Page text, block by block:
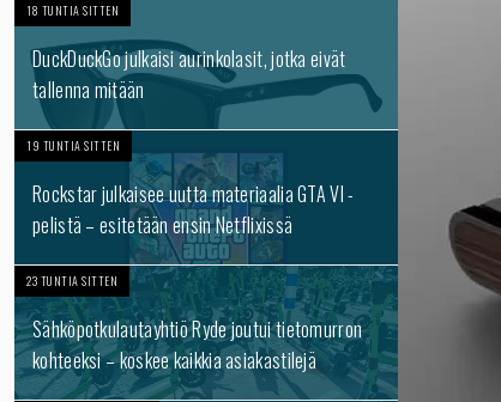
18 TUNTIA SITTEN
DuckDuckGo julkaisi aurinkolasit, jotka eivät
tallenna mitään
19 TUNTIA SITTEN
Rockstar julkaisee uutta materiaalia GTA VI -
pelistä – esitetään ensin Netflixissä
23 TUNTIA SITTEN
Sähköpotkulautayhtiö Ryde joutui tietomurron
kohteeksi – koskee kaikkia asiakastilejä